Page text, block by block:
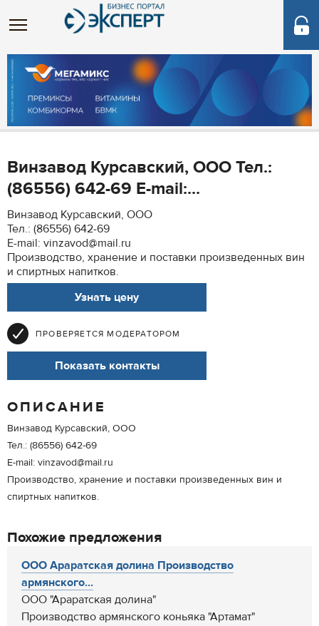
Винзавод Курсавский, ООО Тел.:
(86556) 642-69 E-mail:...
Винзавод Курсавский, ООО
Тел.: (86556) 642-69
E-mail: vinzavod@mail.ru
Производство, хранение и поставки произведенных вин
и спиртных напитков.
Узнать цену
ПРОВЕРЯЕТСЯ МОДЕРАТОРОМ
Показать контакты
ОПИСАНИЕ
Винзавод Курсавский, ООО
Тел.: (86556) 642-69
E-mail: vinzavod@mail.ru
Производство, хранение и поставки произведенных вин и
спиртных напитков.
Похожие предложения
ООО Араратская долина Производство
армянского...
ООО "Араратская долина"
Производство армянского коньяка "Артамат"